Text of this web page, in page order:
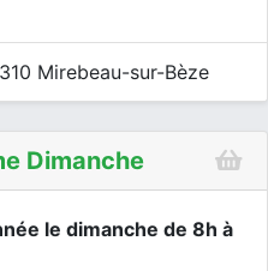
Mirebeau-sur-Bèze
Dimanche
le dimanche de 8h à